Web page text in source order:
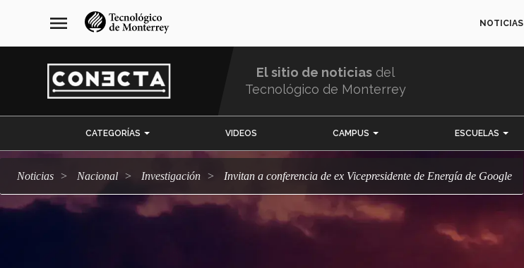
navegación
principal
menu NOTICIAS
El sitio de noticias del
Tecnológico de Monterrey
CATEGORÍAS VIDEOS CAMPUS ESCUELAS
Noticias Nacional Investigación Invitan a conferencia de ex Vicepresidente de Energía de Google